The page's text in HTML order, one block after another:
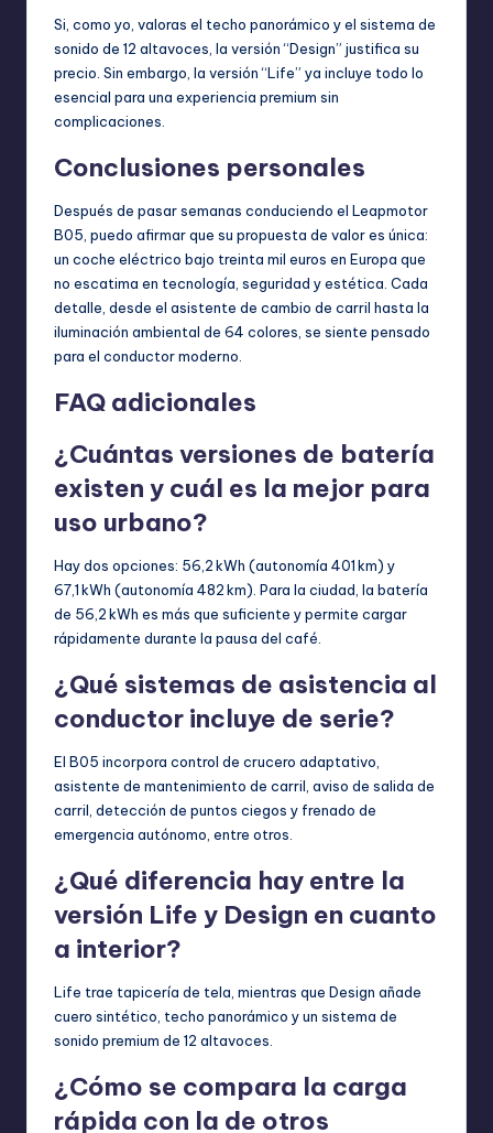
Si, como yo, valoras el techo panorámico y el sistema de
sonido de 12 altavoces, la versión “Design” justifica su
precio. Sin embargo, la versión “Life” ya incluye todo lo
esencial para una experiencia premium sin
complicaciones.
Conclusiones personales
Después de pasar semanas conduciendo el Leapmotor
B05, puedo afirmar que su propuesta de valor es única:
un coche eléctrico bajo treinta mil euros en Europa que
no escatima en tecnología, seguridad y estética. Cada
detalle, desde el asistente de cambio de carril hasta la
iluminación ambiental de 64 colores, se siente pensado
para el conductor moderno.
FAQ adicionales
¿Cuántas versiones de batería
existen y cuál es la mejor para
uso urbano?
Hay dos opciones: 56,2 kWh (autonomía 401 km) y
67,1 kWh (autonomía 482 km). Para la ciudad, la batería
de 56,2 kWh es más que suficiente y permite cargar
rápidamente durante la pausa del café.
¿Qué sistemas de asistencia al
conductor incluye de serie?
El B05 incorpora control de crucero adaptativo,
asistente de mantenimiento de carril, aviso de salida de
carril, detección de puntos ciegos y frenado de
emergencia autónomo, entre otros.
¿Qué diferencia hay entre la
versión Life y Design en cuanto
a interior?
Life trae tapicería de tela, mientras que Design añade
cuero sintético, techo panorámico y un sistema de
sonido premium de 12 altavoces.
¿Cómo se compara la carga
rápida con la de otros